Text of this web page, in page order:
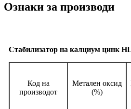
Ознаки за производи
Стабилизатор на калциум цинк
Код на
производот
Метален оксид
(%)